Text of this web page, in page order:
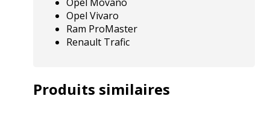
Opel Vivaro
Ram ProMaster
Renault Trafic
Produits similaires